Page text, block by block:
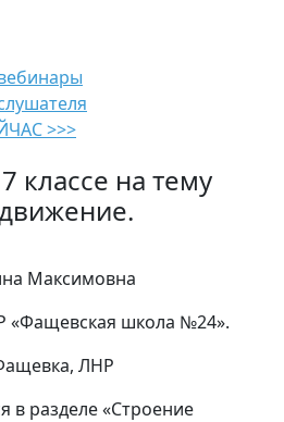
>>>
классе на тему
Максимовна
«Фащевская школа №24».
ЛНР
в разделе «Строение